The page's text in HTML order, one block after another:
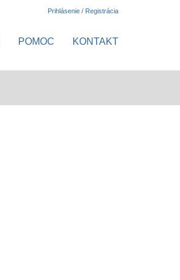
Prihlásenie / Registrácia
POMOC KONTAKT